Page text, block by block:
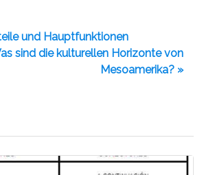
und Hauptfunktionen
sind die kulturellen Horizonte von
Mesoamerika? »